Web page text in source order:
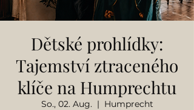
Dětské prohlídky:
Tajemství ztraceného
klíče na Humprechtu
So., 02. Aug.
  |
Humprecht